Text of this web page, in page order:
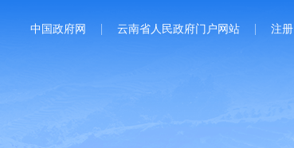
中国政府网 云南省人民政府门户网站 注册